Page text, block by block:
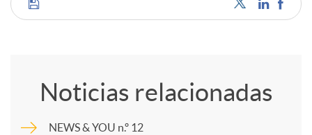
C
m
Noticias relacionadas
NEWS & YOU n.º 12